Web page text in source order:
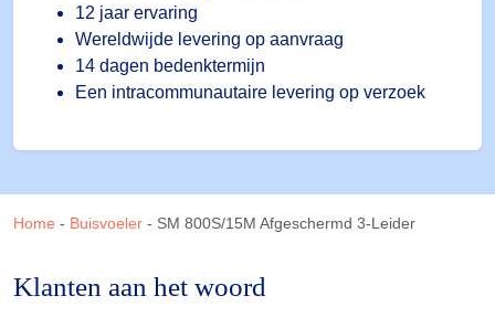
12 jaar ervaring
Wereldwijde levering op aanvraag
14 dagen bedenktermijn
Een intracommunautaire levering op verzoek
Home - Buisvoeler - SM 800S/15M Afgeschermd 3-Leider
Klanten aan het woord